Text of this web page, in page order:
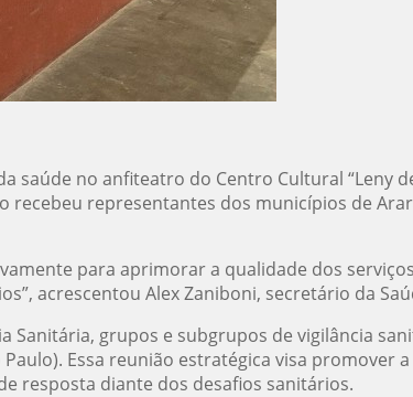
saúde no anfiteatro do Centro Cultural “Leny
representantes dos municípios de
para aprimorar a qualidade dos
acrescentou Alex Zaniboni, secretário da
grupos e subgrupos de vigilância
Essa reunião estratégica visa
resposta diante dos desafios sanitários.